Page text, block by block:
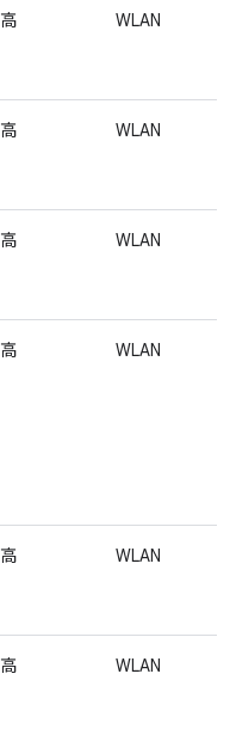
高 WLAN
高 WLAN
高 WLAN
高 WLAN
高 WLAN
高 WLAN